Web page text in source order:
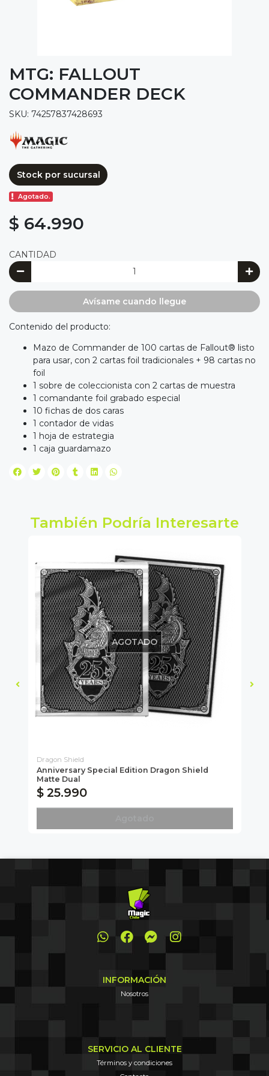
MTG: FALLOUT
COMMANDER DECK
SKU: 74257837428693
Stock por sucursal
Agotado.
$ 64.990
CANTIDAD
Avísame cuando llegue
Contenido del producto:
Mazo de Commander de 100 cartas de Fallout® listo
para usar, con 2 cartas foil tradicionales + 98 cartas no
foil
1 sobre de coleccionista con 2 cartas de muestra
1 comandante foil grabado especial
10 fichas de dos caras
1 contador de vidas
1 hoja de estrategia
1 caja guardamazo
También Podría Interesarte
AGOTADO
Dragon Shield
Anniversary Special Edition Dragon Shield
Matte Dual
$ 25.990
INFORMACIÓN
Nosotros
SERVICIO AL CLIENTE
Términos y condiciones